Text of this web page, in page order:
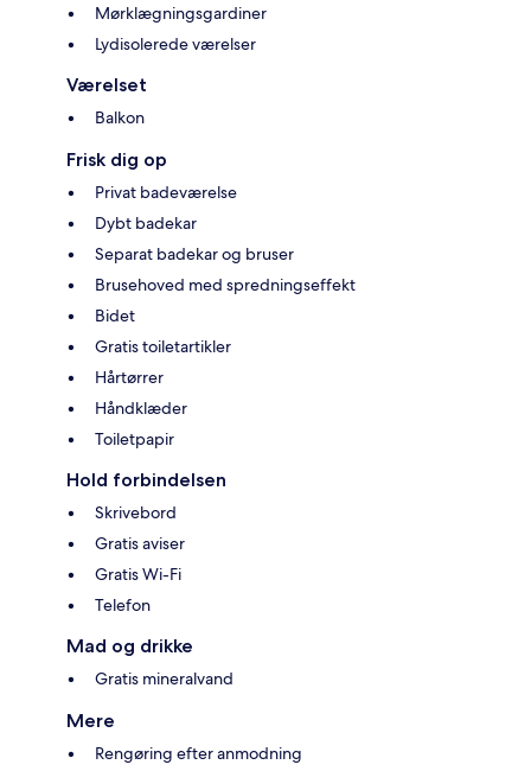
Mørklægningsgardiner
Lydisolerede værelser
Værelset
Balkon
Frisk dig op
Privat badeværelse
Dybt badekar
Separat badekar og bruser
Brusehoved med spredningseffekt
Bidet
Gratis toiletartikler
Hårtørrer
Håndklæder
Toiletpapir
Hold forbindelsen
Skrivebord
Gratis aviser
Gratis Wi-Fi
Telefon
Mad og drikke
Gratis mineralvand
Mere
Rengøring efter anmodning